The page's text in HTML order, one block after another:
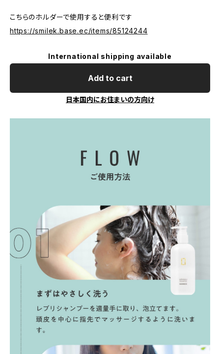
こちらのホルダーで使用すると便利です
https://smilek.base.ec/items/85124244
International shipping available
Add to cart
日本国内にお住まいの方向け